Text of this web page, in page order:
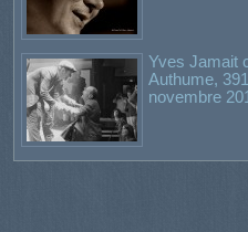
Yves Jamait
Authume,
novembre